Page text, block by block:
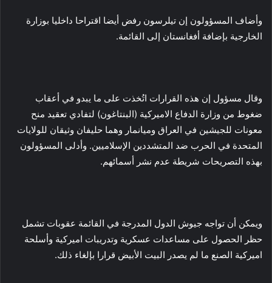
وأضاف المسؤولون إن تيلرسون رفض أيضا اقتراحا داخليا بوزارة
الخارجية بإضافة أفغانستان إلى القائمة.
وقال مسؤول إن هذه القرارات اتُخذت على ما يبدو في أعقاب
ضغوط من وزارة الدفاع الاميركية (البنتاغون) لتفادي تعقيد منح
معونات للجيشين في العراق وميانمار وهما حليفان وثيقان للولايات
المتحدة في الحرب ضد المتشددين الإسلاميين. وأدلى المسؤولون
بهذه التصريحات شريطة عدم نشر أسمائهم.
ويمكن أن تواجه جيوش الدول المدرجة في القائمة عقوبات تشمل
حظر الحصول على مساعدات عسكرية وتدريبات اميركية وأسلحة
اميركية الصنع ما لم يصدر البيت الأبيض قرارا بإلغاء ذلك.